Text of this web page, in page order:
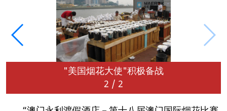
"美国烟花大使"积极备战
2 / 2